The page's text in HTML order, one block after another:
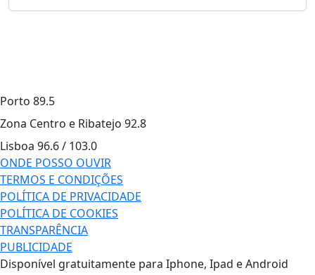
Porto 89.5
Zona Centro e Ribatejo 92.8
Lisboa 96.6 / 103.0
ONDE POSSO OUVIR
TERMOS E CONDIÇÕES
POLÍTICA DE PRIVACIDADE
POLÍTICA DE COOKIES
TRANSPARÊNCIA
PUBLICIDADE
Disponível gratuitamente para Iphone, Ipad e Android